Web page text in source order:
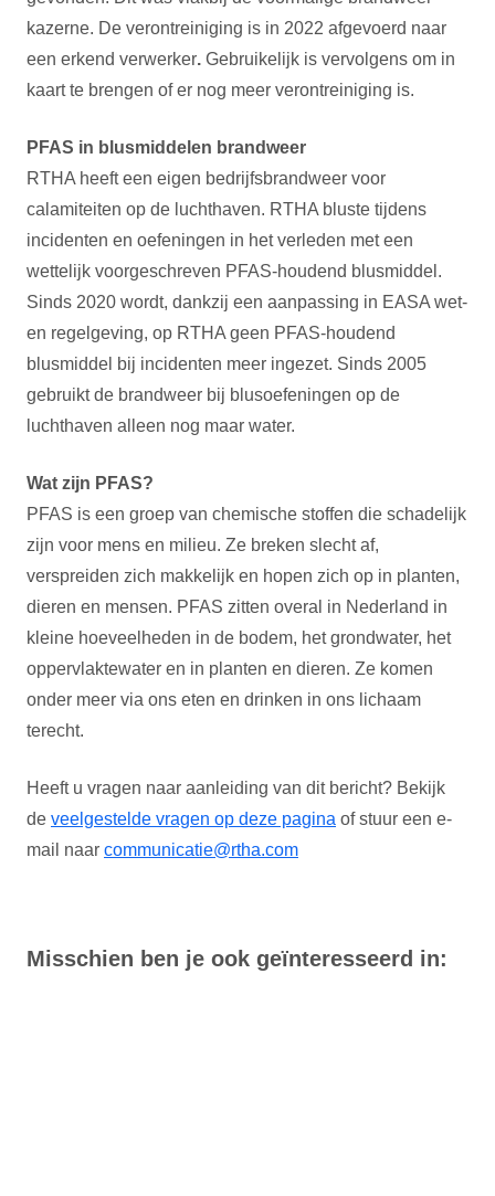
kazerne. De verontreiniging is in 2022 afgevoerd naar
een erkend verwerker. Gebruikelijk is vervolgens om in
kaart te brengen of er nog meer verontreiniging is.
PFAS in blusmiddelen brandweer
RTHA heeft een eigen bedrijfsbrandweer voor
calamiteiten op de luchthaven. RTHA bluste tijdens
incidenten en oefeningen in het verleden met een
wettelijk voorgeschreven PFAS-houdend blusmiddel.
Sinds 2020 wordt, dankzij een aanpassing in EASA wet-
en regelgeving, op RTHA geen PFAS-houdend
blusmiddel bij incidenten meer ingezet. Sinds 2005
gebruikt de brandweer bij blusoefeningen op de
luchthaven alleen nog maar water.
Wat zijn PFAS?
PFAS is een groep van chemische stoffen die schadelijk
zijn voor mens en milieu. Ze breken slecht af,
verspreiden zich makkelijk en hopen zich op in planten,
dieren en mensen. PFAS zitten overal in Nederland in
kleine hoeveelheden in de bodem, het grondwater, het
oppervlaktewater en in planten en dieren. Ze komen
onder meer via ons eten en drinken in ons lichaam
terecht.
Heeft u vragen naar aanleiding van dit bericht? Bekijk
de veelgestelde vragen op deze pagina of stuur een e-
mail naar communicatie@rtha.com
Misschien ben je ook geïnteresseerd in: